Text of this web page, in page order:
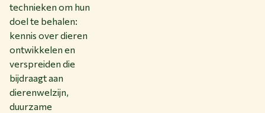
technieken om hun
doel te behalen:
kennis over dieren
ontwikkelen en
verspreiden die
bijdraagt aan
dierenwelzijn,
duurzame